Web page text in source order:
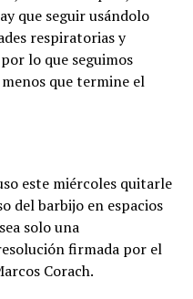
que seguir usándolo
respiratorias y
lo que seguimos
que termine el
este miércoles quitarle
del barbijo en espacios
solo una
firmada por el
Corach.